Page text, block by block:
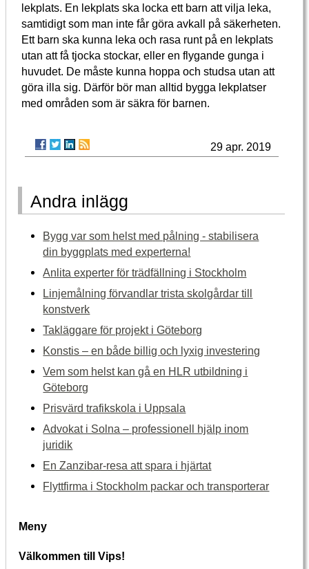
lekplats. En lekplats ska locka ett barn att vilja leka,
samtidigt som man inte får göra avkall på säkerheten.
Ett barn ska kunna leka och rasa runt på en lekplats
utan att få tjocka stockar, eller en flygande gunga i
huvudet. De måste kunna hoppa och studsa utan att
göra illa sig. Därför bör man alltid bygga lekplatser
med områden som är säkra för barnen.
29 apr. 2019
Andra inlägg
Bygg var som helst med pålning - stabilisera
din byggplats med experterna!
Anlita experter för trädfällning i Stockholm
Linjemålning förvandlar trista skolgårdar till
konstverk
Takläggare för projekt i Göteborg
Konstis – en både billig och lyxig investering
Vem som helst kan gå en HLR utbildning i
Göteborg
Prisvärd trafikskola i Uppsala
Advokat i Solna – professionell hjälp inom
juridik
En Zanzibar-resa att spara i hjärtat
Flyttfirma i Stockholm packar och transporterar
Meny
Välkommen till Vips!